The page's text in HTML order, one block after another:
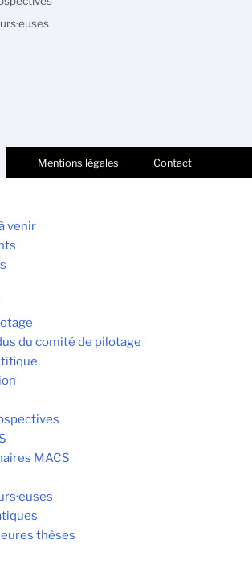
Mentions légales Contact
venir
du comité de pilotage
MACS
thèses